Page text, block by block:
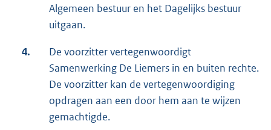
Algemeen bestuur en het Dagelijks bestuur
uitgaan.
4.
De voorzitter vertegenwoordigt
Samenwerking De Liemers in en buiten rechte.
De voorzitter kan de vertegenwoordiging
opdragen aan een door hem aan te wijzen
gemachtigde.